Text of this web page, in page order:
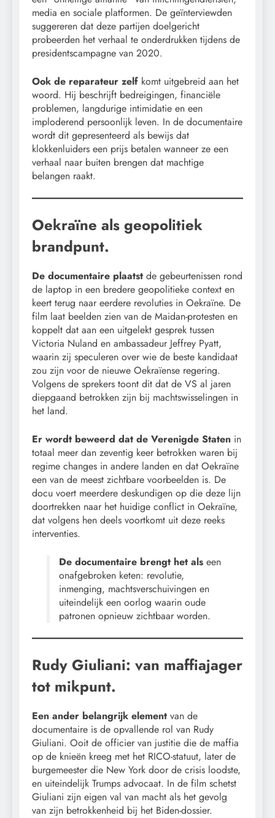
media en sociale platformen. De geïnterviewden
suggereren dat deze partijen doelgericht
probeerden het verhaal te onderdrukken tijdens de
presidentscampagne van 2020.
Ook de reparateur zelf komt uitgebreid aan het
woord. Hij beschrijft bedreigingen, financiële
problemen, langdurige intimidatie en een
imploderend persoonlijk leven. In de documentaire
wordt dit gepresenteerd als bewijs dat
klokkenluiders een prijs betalen wanneer ze een
verhaal naar buiten brengen dat machtige
belangen raakt.
Oekraïne als geopolitiek
brandpunt.
De documentaire plaatst de gebeurtenissen rond
de laptop in een bredere geopolitieke context en
keert terug naar eerdere revoluties in Oekraïne. De
film laat beelden zien van de Maidan-protesten en
koppelt dat aan een uitgelekt gesprek tussen
Victoria Nuland en ambassadeur Jeffrey Pyatt,
waarin zij speculeren over wie de beste kandidaat
zou zijn voor de nieuwe Oekraïense regering.
Volgens de sprekers toont dit dat de VS al jaren
diepgaand betrokken zijn bij machtswisselingen in
het land.
Er wordt beweerd dat de Verenigde Staten in
totaal meer dan zeventig keer betrokken waren bij
regime changes in andere landen en dat Oekraïne
een van de meest zichtbare voorbeelden is. De
docu voert meerdere deskundigen op die deze lijn
doortrekken naar het huidige conflict in Oekraïne,
dat volgens hen deels voortkomt uit deze reeks
interventies.
De documentaire brengt het als een
onafgebroken keten: revolutie,
inmenging, machtsverschuivingen en
uiteindelijk een oorlog waarin oude
patronen opnieuw zichtbaar worden.
Rudy Giuliani: van maffiajager
tot mikpunt.
Een ander belangrijk element van de
documentaire is de opvallende rol van Rudy
Giuliani. Ooit de officier van justitie die de maffia
op de knieën kreeg met het RICO-statuut, later de
burgemeester die New York door de crisis loodste,
en uiteindelijk Trumps advocaat. In de film schetst
Giuliani zijn eigen val van macht als het gevolg
van zijn betrokkenheid bij het Biden-dossier.